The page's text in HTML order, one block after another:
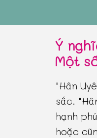
Ý
Một
"Hân
sắc.
hạnh
hoặc